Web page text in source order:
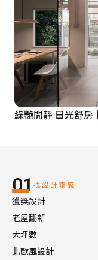
綠艷閒靜 日光舒房
01 找設計靈感
獲獎設計
老屋翻新
大坪數
北歐風設計